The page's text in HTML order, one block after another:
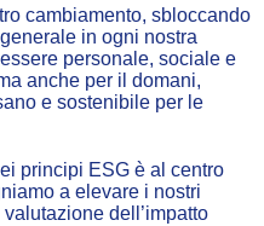
cambiamento, sbloccando
in ogni nostra
personale, sociale e
anche per il domani,
e sostenibile per le
principi ESG è al centro
a elevare i nostri
dell’impatto